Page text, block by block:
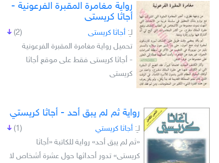
رواية مغامرة المقبرة الفرعونية -
أجاثا كريستى
(2) لـِ: أجاثا كريستى
تحميل رواية مغامرة المقبرة الفرعونية
- أجاثا كريستى فقط على موقع أجاثا
كريستى
رواية ثم لم يبق أحد - أجاثا كريستي
(1) لـِ: أجاثا كريستي
«ثم لم يبق أحد» رواية للكاتبة «أجاثا
كريستى» تدور أحداثها حول عشرة أشخاص لا